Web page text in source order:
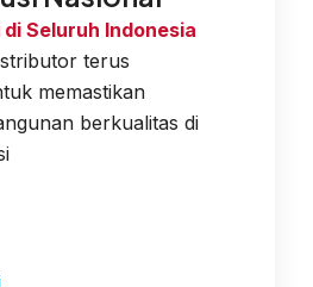
Seluruh Indonesia
terus
memastikan
berkualitas di